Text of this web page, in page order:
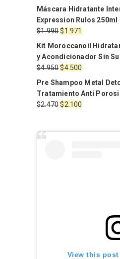
Máscara Hidratante
Expression Rulos 250ml
$1.990El
original
era:
$1.990.
$1.971
precio
actual
es:
$1.971.
Kit Moroccanoil
y Acondicionador Sin
$4.950El
original
era:
$4.950.
$4.500
precio
actual
es:
$4.500.
Pre Shampoo Metal
Tratamiento Anti
$2.470El
$2.100
View this